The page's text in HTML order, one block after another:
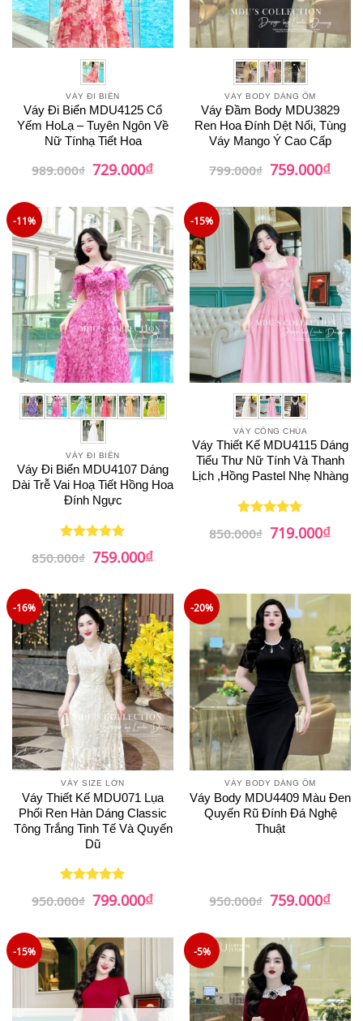
VÁY ĐI BIỂN
Váy Đi Biển MDU4125 Cổ
Yếm HoLạ – Tuyên Ngôn Về
Nữ Tínhạ Tiết Hoa
989.000₫ Giá
gốc
729.000₫Giá
hiện
729.000₫.
VÁY BODY DÁNG ÔM
Váy Đầm Body MDU3829
Ren Hoa Đính Dệt Nổi, Tùng
Váy Mango Ý Cao Cấp
799.000₫ Giá
gốc
759.000₫Giá
hiện
-11%
VÁY ĐI BIỂN
Váy Đi Biển MDU4107 Dáng
Dài Trễ Vai Hoạ Tiết Hồng Hoa
Đính Ngực
Được xếp
hạng
55
850.000₫ Giá
gốc
759.000₫Giá
hiện
759.000₫.
-15%
VÁY CÔNG CHÚA
Váy Thiết Kế MDU4115 Dáng
Tiểu Thư Nữ Tính Và Thanh
Lịch ,Hồng Pastel Nhẹ Nhàng
Được xếp
hạng
55
850.000₫ Giá
gốc
719.000₫Giá
hiện
-16%
VÁY SIZE LỚN
Váy Thiết Kế MDU071 Lụa
Phối Ren Hàn Dáng Classic
Tông Trắng Tinh Tế Và Quyến
Dũ
Được xếp
hạng
55
950.000₫ Giá
gốc
799.000₫Giá
hiện
799.000₫.
-20%
VÁY BODY DÁNG ÔM
Váy Body MDU4409 Màu Đen
Quyến Rũ Đính Đá Nghệ
Thuật
950.000₫ Giá
gốc
759.000₫Giá
hiện
-15% -5%